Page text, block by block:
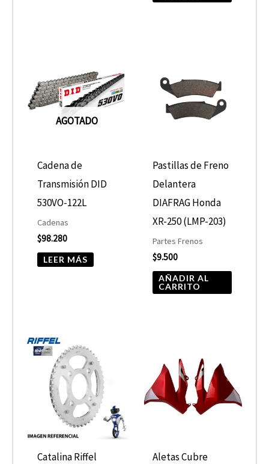
AGOTADO
Cadena de
Transmisión DID
530VO-122L
Cadenas
$98.280
LEER MÁS
Pastillas de Freno
Delantera
DIAFRAG Honda
XR-250 (LMP-203)
Partes Frenos
$9.500
AÑADIR AL
CARRITO
Catalina Riffel
Aletas Cubre